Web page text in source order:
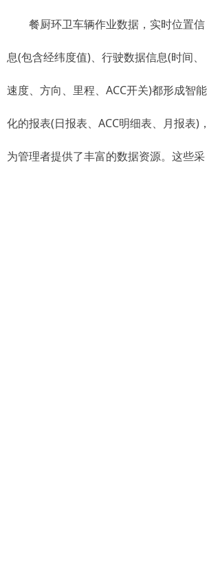
餐厨环卫车辆作业数据，实时位置信
息(包含经纬度值)、行驶数据信息(时间、
速度、方向、里程、ACC开关)都形成智能
化的报表(日报表、ACC明细表、月报表)，
为管理者提供了丰富的数据资源。这些采